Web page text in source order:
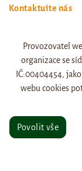
Kontaktujte nás
Web zoo jihlava
Otevírací doba a
©
Provozovatel
organizace se
IČ:00404454,
webu cookies
Povolit vše